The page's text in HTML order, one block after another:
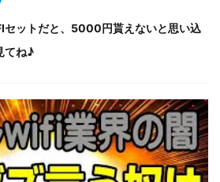
セットだと、5000円貰えないと思い込
てね♪